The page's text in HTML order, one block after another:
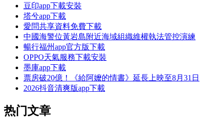
豆印app下載安裝
塔兮app下載
愛問共享資料免費下載
中國海警位黃岩島附近海域組織維權執法管控演練
暢行福州app官方版下載
OPPO天氣服務下載安裝
墨庫app下載
票房破20億！《給阿嬤的情書》延長上映至8月31日
2026抖音清爽版app下載
热门文章